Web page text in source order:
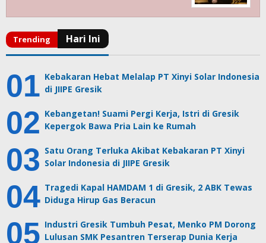
Kebakaran Hebat Melalap PT Xinyi Solar Indonesia
di JIIPE Gresik
Kebangetan! Suami Pergi Kerja, Istri di Gresik
Kepergok Bawa Pria Lain ke Rumah
Satu Orang Terluka Akibat Kebakaran PT Xinyi
Solar Indonesia di JIIPE Gresik
Tragedi Kapal HAMDAM 1 di Gresik, 2 ABK Tewas
Diduga Hirup Gas Beracun
Industri Gresik Tumbuh Pesat, Menko PM Dorong
Lulusan SMK Pesantren Terserap Dunia Kerja